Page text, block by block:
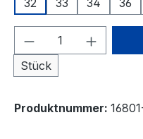
32
33 34 36
Produkt
Stück
Produktnummer: